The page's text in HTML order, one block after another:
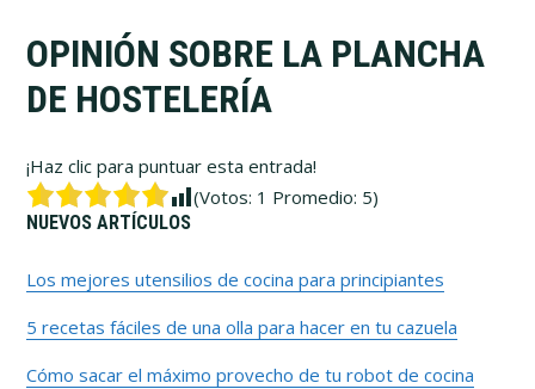
OPINIÓN SOBRE LA PLANCHA
DE HOSTELERÍA
¡Haz clic para puntuar esta entrada!
(Votos: 1 Promedio: 5)
Barra
lateral
primaria
NUEVOS ARTÍCULOS
Los mejores utensilios de cocina para principiantes
5 recetas fáciles de una olla para hacer en tu cazuela
Cómo sacar el máximo provecho de tu robot de cocina